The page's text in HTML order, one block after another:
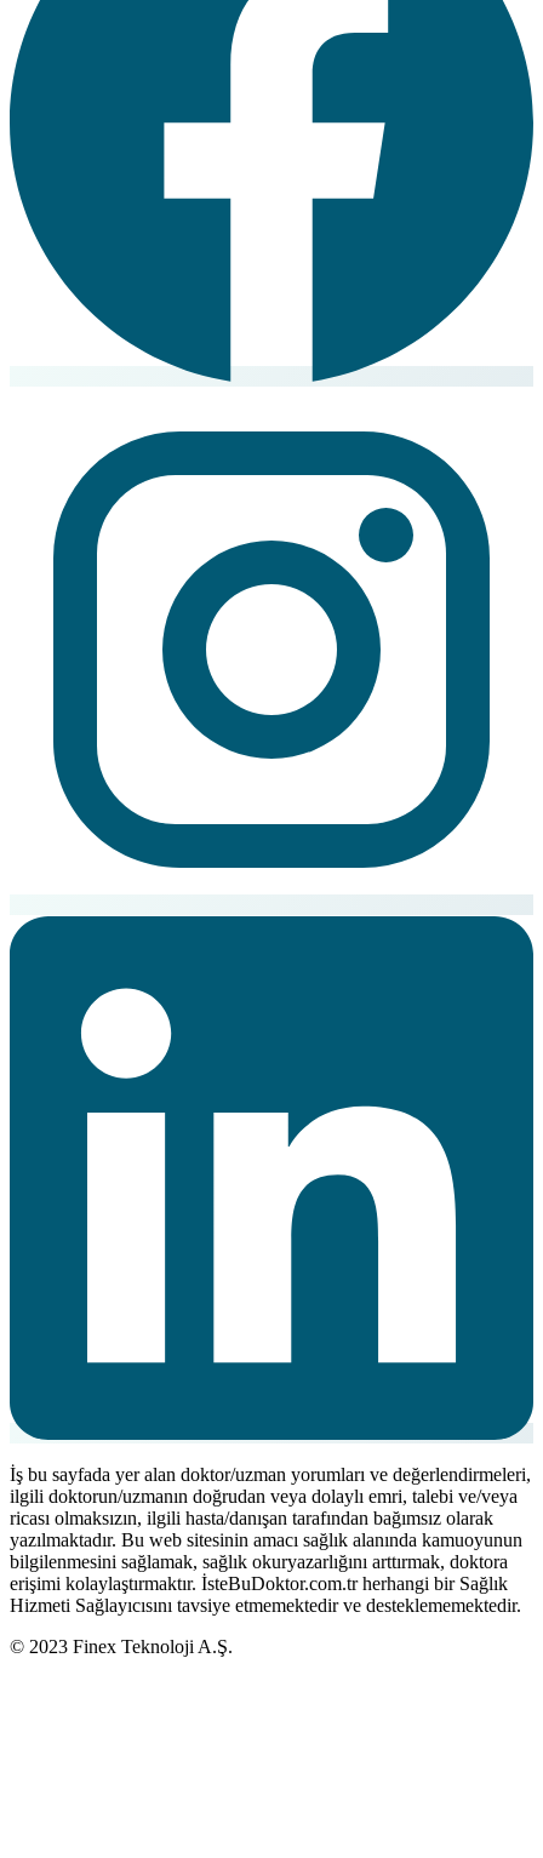
İş bu sayfada yer alan doktor/uzman yorumları ve değerlendirmeleri,
ilgili doktorun/uzmanın doğrudan veya dolaylı emri, talebi ve/veya
ricası olmaksızın, ilgili hasta/danışan tarafından bağımsız olarak
yazılmaktadır. Bu web sitesinin amacı sağlık alanında kamuoyunun
bilgilenmesini sağlamak, sağlık okuryazarlığını arttırmak, doktora
erişimi kolaylaştırmaktır. İsteBuDoktor.com.tr herhangi bir Sağlık
Hizmeti Sağlayıcısını tavsiye etmemektedir ve desteklememektedir.
© 2023 Finex Teknoloji A.Ş.